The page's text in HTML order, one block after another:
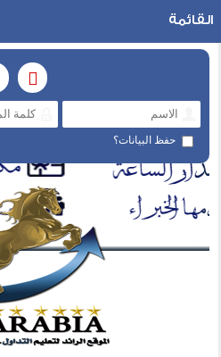
حفظ البيانات؟
القائمة